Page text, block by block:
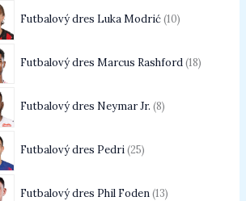
Futbalový dres Luka Modrić 10
Futbalový dres Marcus Rashford 18
Futbalový dres Neymar Jr. 8
Futbalový dres Pedri 25
Futbalový dres Phil Foden 13